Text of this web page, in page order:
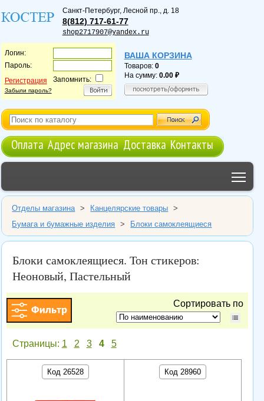
Санкт-Петербург, Лесной пр., д. 18
8(812) 717-61-77
shop2717907@yandex.ru
Логин:
Пароль:
Регистрация
Забыли пароль?
Запомнить:
ВАША КОРЗИНА
Товаров: 0
На сумму: 0.00
Оплата Адрес магазина Доставка Контакты
Отделы магазина > Канцелярские товары
>
Бумага и бумажные изделия
> Блоки самоклеящиеся
Блоки самоклеящиеся. Тон стикеров:
Неоновый, Пастельный
Сортировать по
Страницы: 1 2 3 4 5
Код 26528 Код 28960